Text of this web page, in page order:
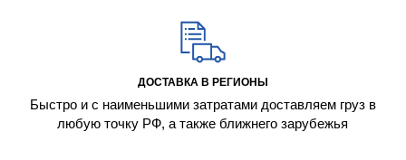
ДОСТАВКА В РЕГИОНЫ
Быстро и с наименьшими затратами доставляем груз в
любую точку РФ, а также ближнего зарубежья